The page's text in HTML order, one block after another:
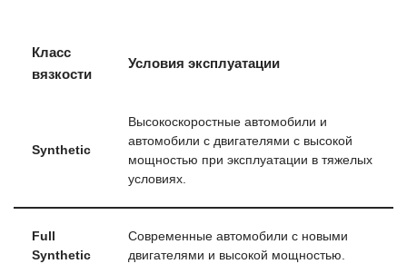
Класс
вязкости
Условия эксплуатации
Synthetic
Высокоскоростные автомобили и
автомобили с двигателями с высокой
мощностью при эксплуатации в тяжелых
условиях.
Full
Synthetic
Современные автомобили с новыми
двигателями и высокой мощностью.